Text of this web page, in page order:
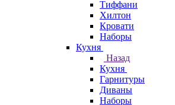
Тиффани
Хилтон
Кровати
Наборы
Кухня
Назад
Кухня
Гарнитуры
Диваны
Наборы